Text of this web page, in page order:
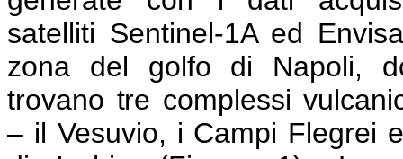
satelliti Sentinel-1A ed
zona del golfo di Napoli,
trovano tre complessi
– il Vesuvio, i Campi Flegrei